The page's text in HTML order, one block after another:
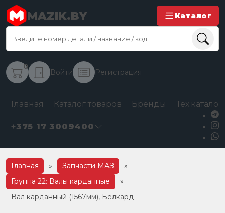
MAZIK.BY Каталог
0
Войти Регистрация
Главная Каталог товаров Бренды
+375 17 3009400
Главная » Запчасти МАЗ
»
Группа 22: Валы карданные
»
Вал карданный (1567мм), Белкард